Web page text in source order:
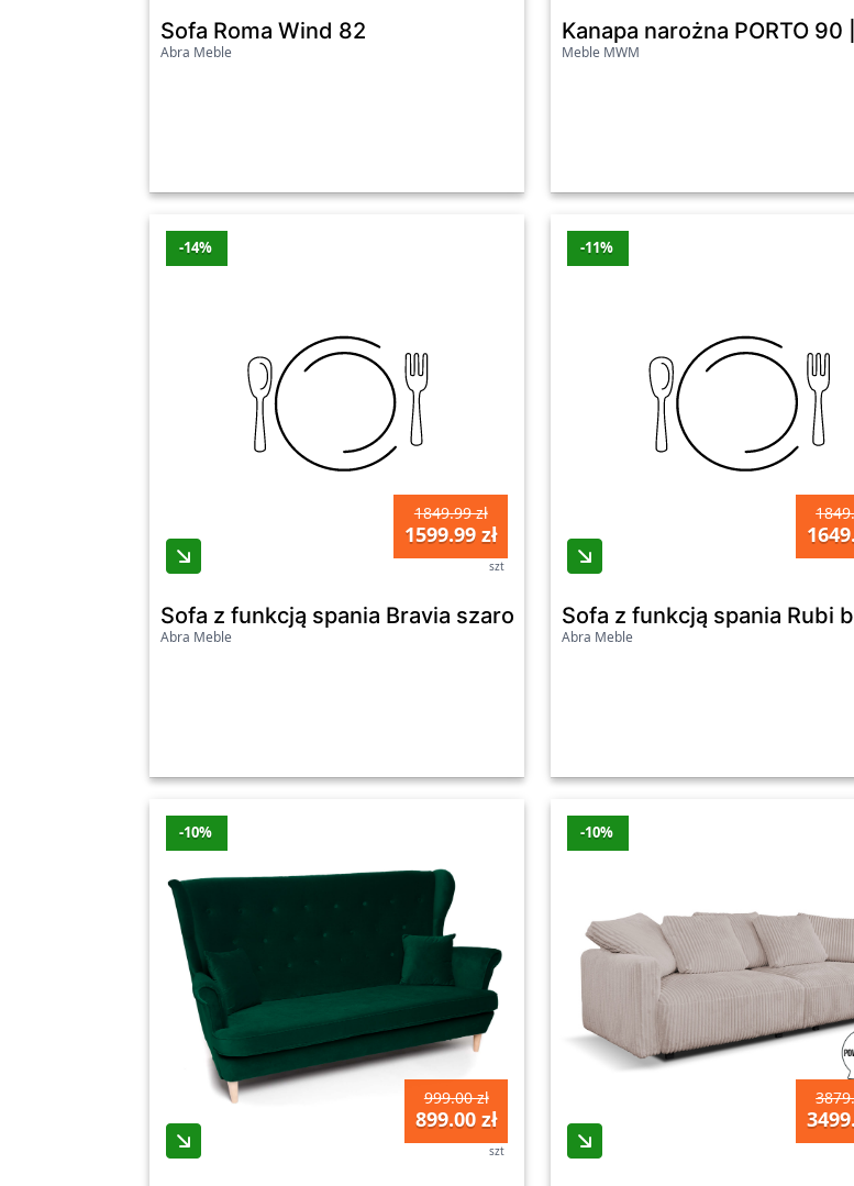
Promocje z ostatnich 7 dni
Ostatnia aktualizacja promocji: środa, 05.08.2026
Zobacz wszystkie oferty promocyjne poniżej.
Sofa Roma Wind 82
Abra Meble
Kanapa narożna PORTO
Meble MWM
-14%
1849.99 zł
1599.99 zł
szt
Sofa z funkcją spania Bravia szarobeżowa
Abra Meble
-11%
Sofa z funkcją
Abra Meble
-10%
999.00 zł
899.00 zł
szt
-10%